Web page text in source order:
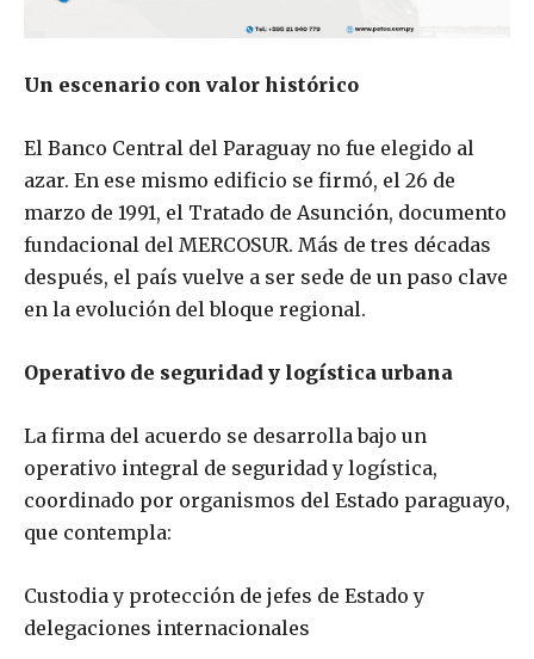
Un escenario con valor histórico
El Banco Central del Paraguay no fue elegido al
azar. En ese mismo edificio se firmó, el 26 de
marzo de 1991, el Tratado de Asunción, documento
fundacional del MERCOSUR. Más de tres décadas
después, el país vuelve a ser sede de un paso clave
en la evolución del bloque regional.
Operativo de seguridad y logística urbana
La firma del acuerdo se desarrolla bajo un
operativo integral de seguridad y logística,
coordinado por organismos del Estado paraguayo,
que contempla:
Custodia y protección de jefes de Estado y
delegaciones internacionales